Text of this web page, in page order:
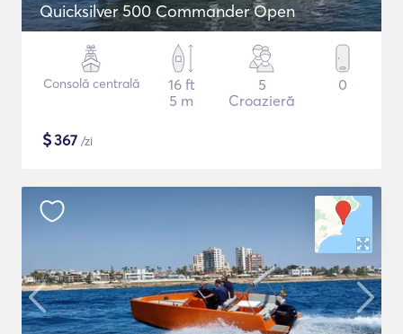
Quicksilver 500 Commander Open
Consolă centrală
16 ft
5 m
5
Croazieră
0
$367 /zi